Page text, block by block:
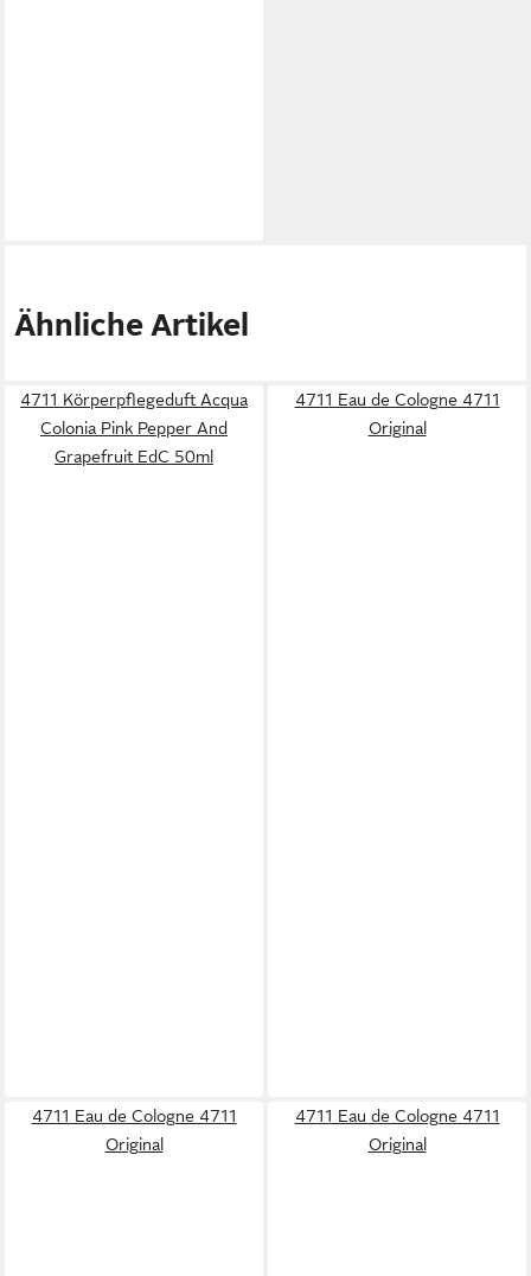
Ähnliche Artikel
4711 Körperpflegeduft Acqua
Colonia Pink Pepper And
Grapefruit EdC 50ml
4711 Eau de Cologne 4711
Original
4711 Eau de Cologne 4711
Original
4711 Eau de Cologne 4711
Original